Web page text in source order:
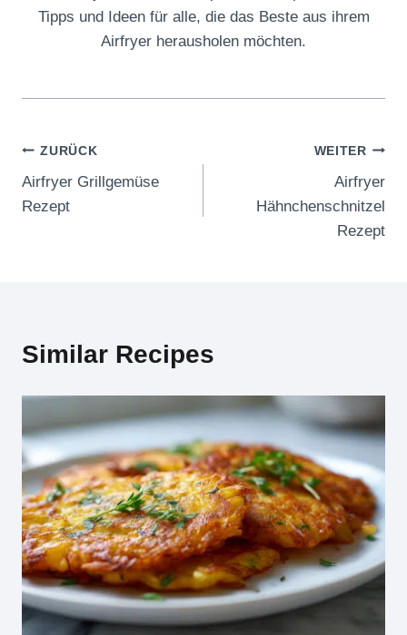
Tipps und Ideen für alle, die das Beste aus ihrem
Airfryer herausholen möchten.
Beitragsnavigation
ZURÜCK
Airfryer Grillgemüse
Rezept
WEITER
Airfryer
Hähnchenschnitzel
Rezept
Similar Recipes